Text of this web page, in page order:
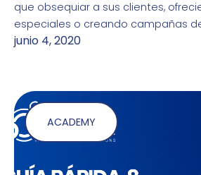
que obsequiar a sus clientes,
especiales o creando campañas
junio 4, 2020
ACADEMY